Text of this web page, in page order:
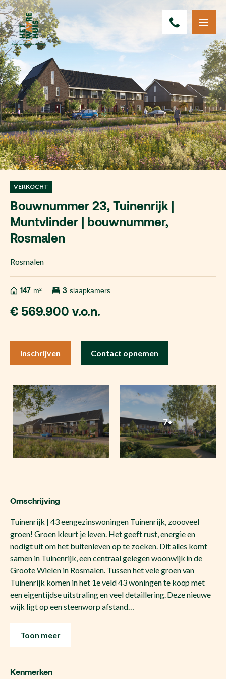
VERKOCHT
Bouwnummer 23, Tuinenrijk |
Muntvlinder | bouwnummer,
Rosmalen
Rosmalen
147 m² 3 slaapkamers
€ 569.900 v.o.n.
Inschrijven Contact opnemen
7+
Omschrijving
Tuinenrijk | 43 eengezinswoningen Tuinenrijk, zoooveel
groen! Groen kleurt je leven. Het geeft rust, energie en
nodigt uit om het buitenleven op te zoeken. Dit alles komt
samen in Tuinenrijk, een centraal gelegen woonwijk in de
Groote Wielen in Rosmalen. Tussen het vele groen van
Tuinenrijk komen in het 1e veld 43 woningen te koop met
een eigentijdse uitstraling en veel detaillering. Deze nieuwe
wijk ligt op een steenworp afstand…
Toon meer
Kenmerken